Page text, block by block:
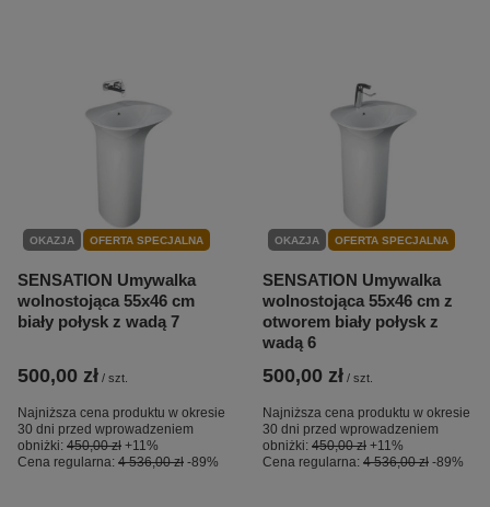
OKAZJA OFERTA SPECJALNA
SENSATION Umywalka
wolnostojąca 55x46 cm
biały połysk z wadą 7
500,00 zł / szt.
Najniższa cena produktu w okresie
30 dni przed wprowadzeniem
obniżki: 450,00 zł +11%
Cena regularna: 4 536,00 zł -89%
OKAZJA OFERTA SPECJALNA
SENSATION Umywalka
wolnostojąca 55x46 cm z
otworem biały połysk z
wadą 6
500,00 zł / szt.
Najniższa cena produktu w okresie
30 dni przed wprowadzeniem
obniżki: 450,00 zł +11%
Cena regularna: 4 536,00 zł -89%